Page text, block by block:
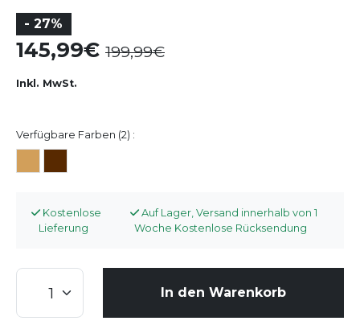
- 27%
145,99 199,99
Inkl. MwSt.
Verfügbare Farben (2) :
Kostenlose
Lieferung
Auf Lager, Versand innerhalb von 1
Woche Kostenlose Rücksendung
In den Warenkorb